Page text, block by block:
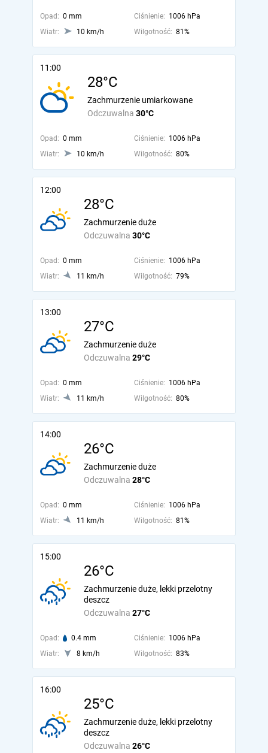
Opad: 0 mm Ciśnienie: 1006 hPa
Wiatr:
10 km/h Wilgotność: 81%
11:00
28°C
Odczuwalna 30°C
Zachmurzenie umiarkowane
Opad: 0 mm Ciśnienie: 1006 hPa
Wiatr:
10 km/h Wilgotność: 80%
12:00
28°C
Odczuwalna 30°C
Zachmurzenie duże
Opad: 0 mm Ciśnienie: 1006 hPa
Wiatr:
11 km/h Wilgotność: 79%
13:00
27°C
Odczuwalna 29°C
Zachmurzenie duże
Opad: 0 mm Ciśnienie: 1006 hPa
Wiatr:
11 km/h Wilgotność: 80%
14:00
26°C
Odczuwalna 28°C
Zachmurzenie duże
Opad: 0 mm Ciśnienie: 1006 hPa
Wiatr:
11 km/h Wilgotność: 81%
15:00
26°C
Odczuwalna 27°C
Zachmurzenie duże, lekki przelotny
deszcz
Opad: 0.4 mm Ciśnienie: 1006 hPa
Wiatr:
8 km/h Wilgotność: 83%
16:00
25°C
Odczuwalna 26°C
Zachmurzenie duże, lekki przelotny
deszcz